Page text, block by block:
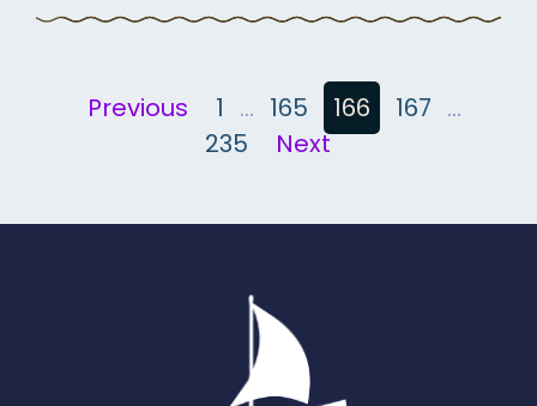
Posts
pagination
Previous 1 … 165 166 167 …
235
Next